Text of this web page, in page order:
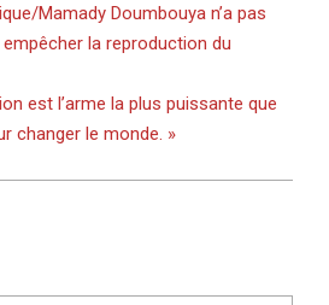
Mamady Doumbouya n’a pas
la reproduction du
est l’arme la plus puissante que
changer le monde. »